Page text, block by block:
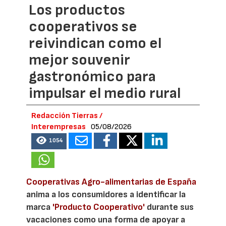
Los productos
cooperativos se
reivindican como el
mejor souvenir
gastronómico para
impulsar el medio rural
Redacción Tierras /
Interempresas
05/08/2026
1054
Cooperativas Agro-alimentarias de España
anima a los consumidores a identificar la
marca 'Producto Cooperativo' durante sus
vacaciones como una forma de apoyar a